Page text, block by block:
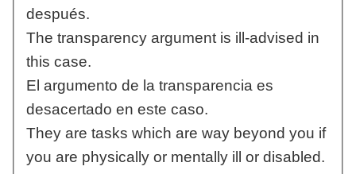
después.
The transparency argument is ill-advised in
this case.
El argumento de la transparencia es
desacertado en este caso.
They are tasks which are way beyond you if
you are physically or mentally ill or disabled.